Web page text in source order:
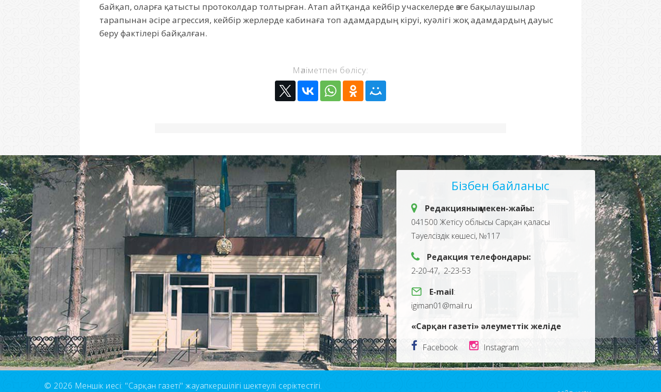
байқап, оларға қатысты протоколдар толтырған. Атап айтқанда кейбір учаскелерде өзге бақылаушылар
тарапынан әсіре агрессия, кейбір жерлерде кабинаға топ адамдардың кіруі, куәлігі жоқ адамдардың дауыс
беру фактілері байқалған.
Мәліметпен бөлісу:
Бізбен байланыс
Редакцияның мекен-жайы:
041500 Жетісу облысы Сарқан қаласы
Тәуелсіздік көшесі, №117
Редакция телефондары:
2-20-47, 2-23-53
E-mail:
igiman01@mail.ru
«Сарқан газеті» әлеуметтік желіде
Facebook
Instagram
© 2026 Меншік иесі: "Сарқан газеті" жауапкершілігі шектеулі серіктестігі.